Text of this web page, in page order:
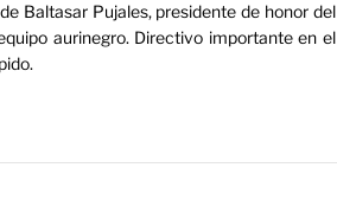
Baltasar Pujales, presidente de honor del
aurinegro. Directivo importante en el